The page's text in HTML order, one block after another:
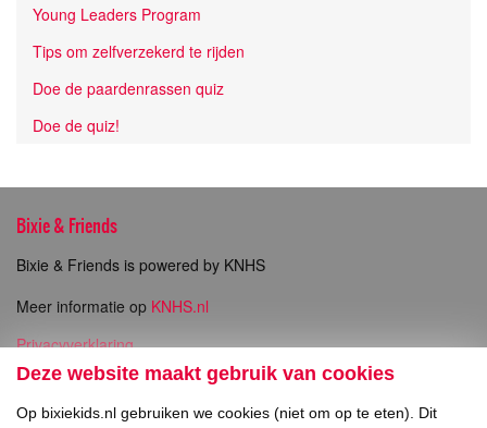
Young Leaders Program
Tips om zelfverzekerd te rijden
Doe de paardenrassen quiz
Doe de quiz!
Bixie & Friends
Bixie & Friends is powered by KNHS
Meer informatie op KNHS.nl
Privacyverklaring
Copyright
Direct naar
Deze website maakt gebruik van cookies
Op bixiekids.nl gebruiken we cookies (niet om op te eten). Dit